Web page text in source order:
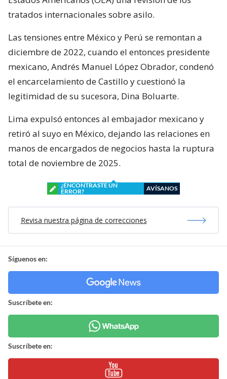
tratados internacionales sobre asilo.
Las tensiones entre México y Perú se remontan a
diciembre de 2022, cuando el entonces presidente
mexicano, Andrés Manuel López Obrador, condenó
el encarcelamiento de Castillo y cuestionó la
legitimidad de su sucesora, Dina Boluarte.
Lima expulsó entonces al embajador mexicano y
retiró al suyo en México, dejando las relaciones en
manos de encargados de negocios hasta la ruptura
total de noviembre de 2025.
¿ENCONTRASTE UN
ERROR?
AVÍSANOS
Revisa nuestra página de correcciones
Síguenos en:
Suscríbete en:
Suscríbete en: